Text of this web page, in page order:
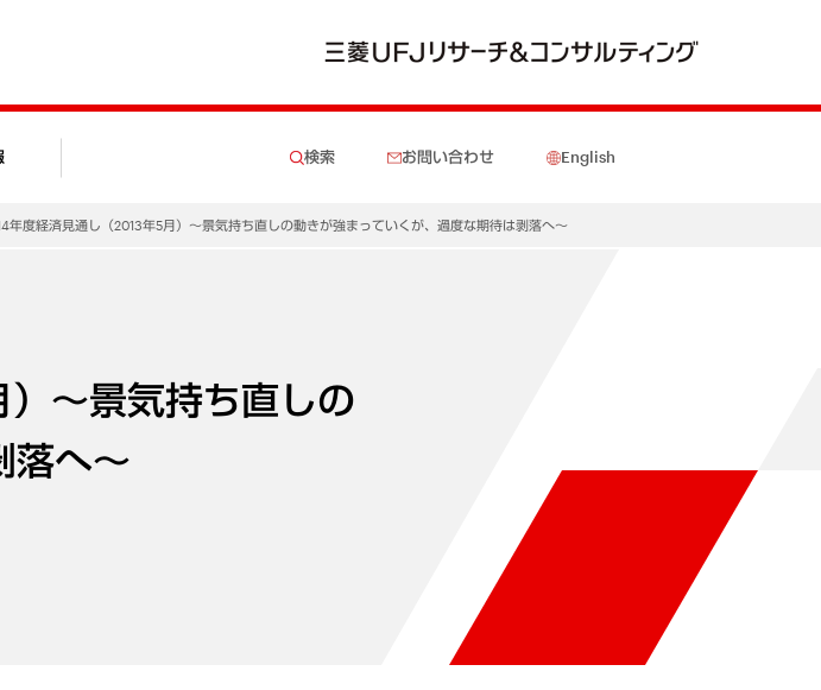
検索 お問い合わせ English
年度経済見通し（2013年5月）～景気持ち直しの動きが強まっていくが、過度な期待は剥落へ～
～景気持ち直しの
落へ～